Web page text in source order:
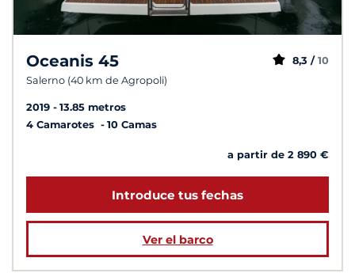
Oceanis 45
Salerno (40 km de Agropoli)
8,3 / 10
2019
13.85 metros
4 Camarotes
10 Camas
a partir de 2 890 €
Introduce tus fechas
Ver el barco